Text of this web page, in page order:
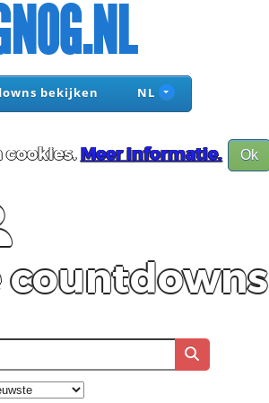
bekijken NL
cookies.Meer informatie. Ok
countdowns